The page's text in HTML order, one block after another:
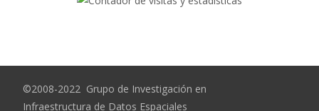
©2008-2022 Grupo de Investigación en
Infraestructura de Datos Espaciales